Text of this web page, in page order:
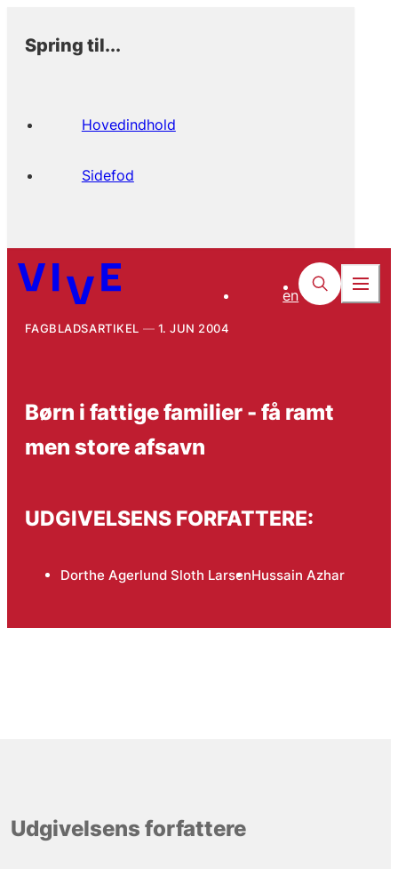
Spring til...
Hovedindhold
Sidefod
en
FAGBLADSARTIKEL 1. JUN 2004
Børn i fattige familier - få ramt
men store afsavn
UDGIVELSENS FORFATTERE:
Dorthe Agerlund Sloth LarsenHussain Azhar
Udgivelsens forfattere